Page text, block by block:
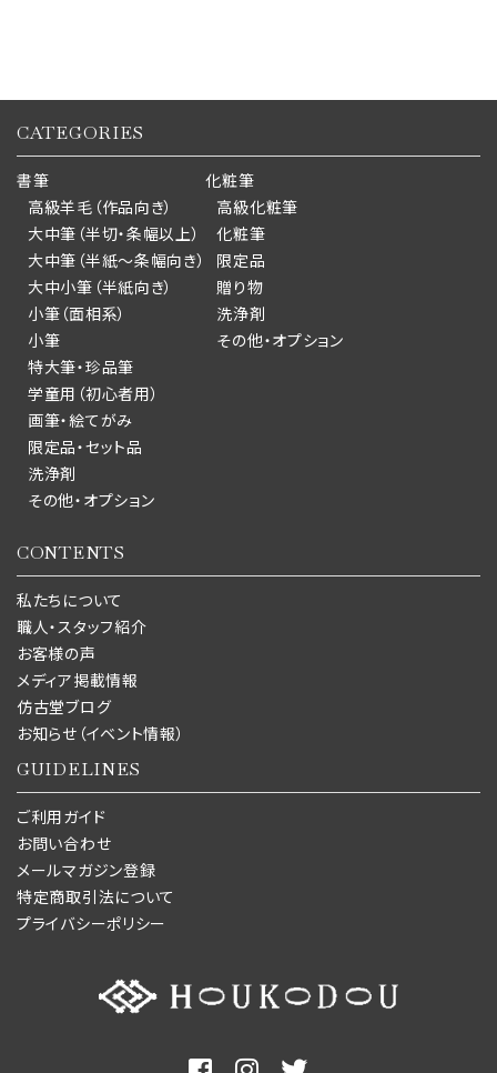
CATEGORIES
書筆
高級羊毛（作品向き）
大中筆（半切・条幅以上）
大中筆（半紙～条幅向き）
大中小筆（半紙向き）
小筆（面相系）
小筆
特大筆・珍品筆
学童用（初心者用）
画筆・絵てがみ
限定品・セット品
洗浄剤
その他・オプション
化粧筆
高級化粧筆
化粧筆
限定品
贈り物
洗浄剤
その他・オプション
CONTENTS
私たちについて
職人・スタッフ紹介
お客様の声
メディア掲載情報
仿古堂ブログ
お知らせ（イベント情報）
GUIDELINES
ご利用ガイド
お問い合わせ
メールマガジン登録
特定商取引法について
プライバシーポリシー